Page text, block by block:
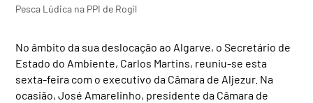
Pesca Lúdica na PPI de Rogil
No âmbito da sua deslocação ao Algarve, o Secretário de
Estado do Ambiente, Carlos Martins, reuniu-se esta
sexta-feira com o executivo da Câmara de Aljezur. Na
ocasião, José Amarelinho, presidente da Câmara de